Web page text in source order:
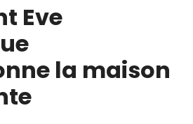
Eve
la maison